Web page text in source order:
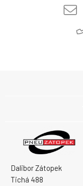
Dalibor Zátopek
Tichá 488